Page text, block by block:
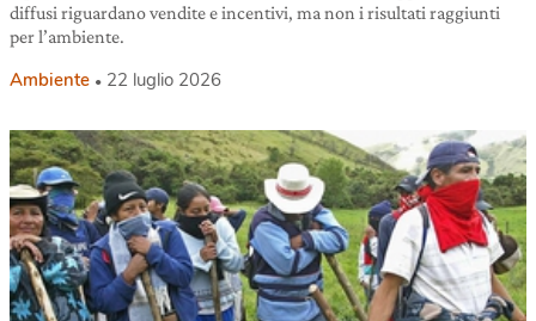
diffusi riguardano vendite e incentivi, ma non i risultati raggiunti
per l’ambiente.
Ambiente 22 luglio 2026